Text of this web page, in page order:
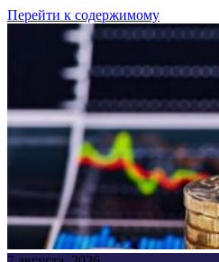
Перейти к содержимому